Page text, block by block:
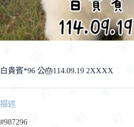
白貴賓*96 公🎂114.09.19 2XXXX
描述
#987296